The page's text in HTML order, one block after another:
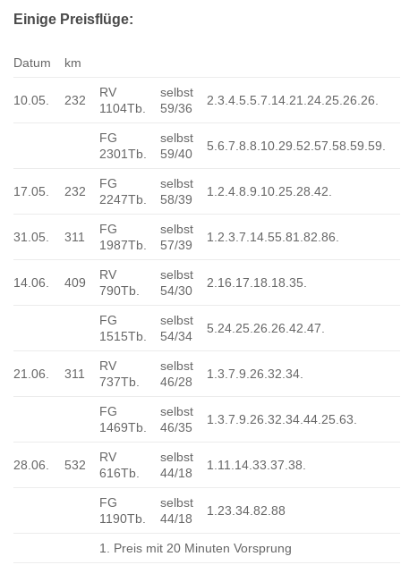
Einige Preisflüge:
Datum km
10.05. 232
RV
1104Tb.
selbst
59/36
2.3.4.5.5.7.14.21.24.25.26.26.
FG
2301Tb.
selbst
59/40
5.6.7.8.8.10.29.52.57.58.59.59.
17.05. 232
FG
2247Tb.
selbst
58/39
1.2.4.8.9.10.25.28.42.
31.05. 311
FG
1987Tb.
selbst
57/39
1.2.3.7.14.55.81.82.86.
14.06. 409
RV
790Tb.
selbst
54/30
2.16.17.18.18.35.
FG
1515Tb.
selbst
54/34
5.24.25.26.26.42.47.
21.06. 311
RV
737Tb.
selbst
46/28
1.3.7.9.26.32.34.
FG
1469Tb.
selbst
46/35
1.3.7.9.26.32.34.44.25.63.
28.06. 532
RV
616Tb.
selbst
44/18
1.11.14.33.37.38.
FG
1190Tb.
selbst
44/18
1.23.34.82.88
1. Preis mit 20 Minuten Vorsprung